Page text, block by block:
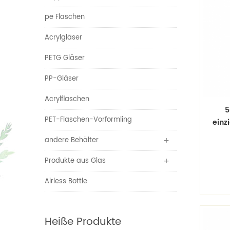
pe Flaschen
Acrylgläser
PETG Gläser
PP-Gläser
Acrylflaschen
PET-Flaschen-Vorformling
andere Behälter
Produkte aus Glas
Airless Bottle
Heiße Produkte